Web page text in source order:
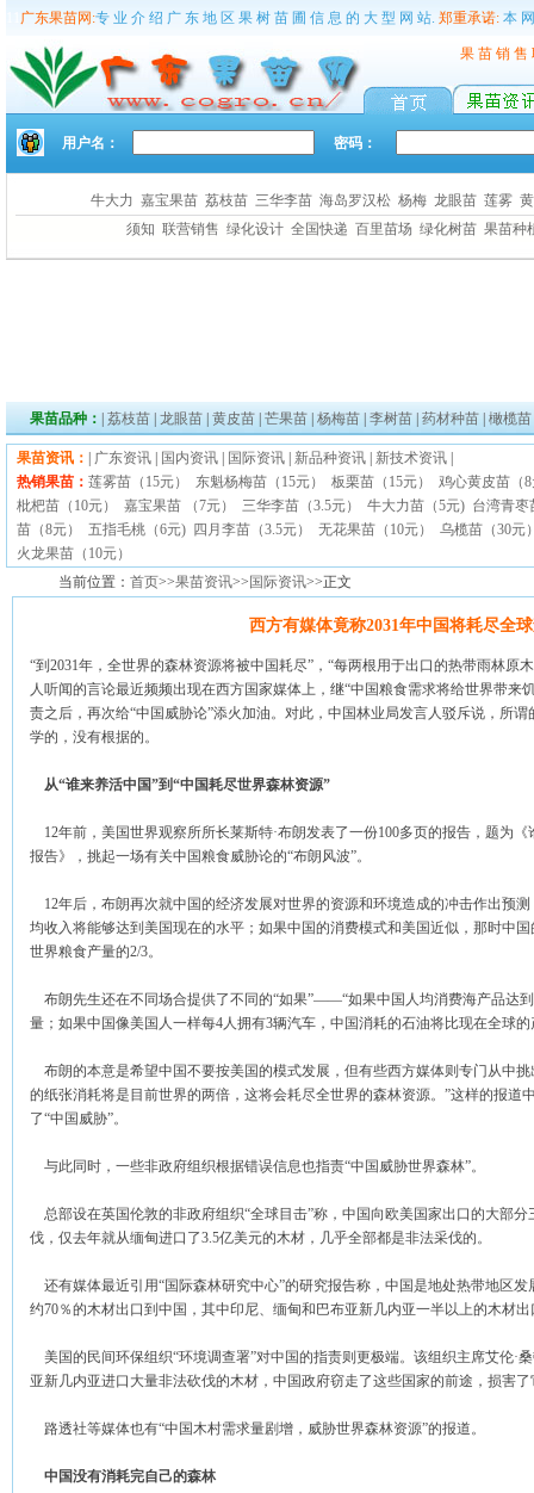
广东果苗网:专 业 介 绍 广 东 地 区 果 树 苗 圃 信 息 的 大 型 网 站. 郑重承诺: 本
果 苗 销 售
用户名： 密码：
牛大力 嘉宝果苗 荔枝苗 三华李苗 海岛罗汉松 杨梅 龙眼苗 莲雾
须知 联营销售 绿化设计 全国快递 百里苗场 绿化树苗 果苗
果苗品种： 荔枝苗| 龙眼苗| 黄皮苗| 芒果苗| 杨梅苗| 李树苗| 药材种苗| 橄榄苗
果苗资讯： 广东资讯 国内资讯 国际资讯 新品种资讯 新技术资讯
热销果苗： 莲雾苗（15元） 东魁杨梅苗（15元） 板栗苗（15元） 鸡心黄皮苗（
枇杷苗（10元） 嘉宝果苗 （7元） 三华李苗（3.5元） 牛大力苗（5元) 台湾青
苗（8元） 五指毛桃（6元) 四月李苗（3.5元） 无花果苗（10元） 乌榄苗（30
火龙果苗（10元）
当前位置： 首页>>果苗资讯>> 国际资讯>>正文
西方有媒体竟称2031年中国将耗尽全
“到2031年，全世界的森林资源将被中国耗尽”，“每两根用于出口的热带雨林原
人听闻的言论最近频频出现在西方国家媒体上，继“中国粮食需求将给世界带来
责之后，再次给“中国威胁论”添火加油。对此，中国林业局发言人驳斥说，所
学的，没有根据的。
从“谁来养活中国”到“中国耗尽世界森林资源”
12年前，美国世界观察所所长莱斯特·布朗发表了一份100多页的报告，题为
报告》，挑起一场有关中国粮食威胁论的“布朗风波”。
12年后，布朗再次就中国的经济发展对世界的资源和环境造成的冲击作出预
均收入将能够达到美国现在的水平；如果中国的消费模式和美国近似，那时中
世界粮食产量的2/3。
布朗先生还在不同场合提供了不同的“如果”——“如果中国人均消费海产品达
量；如果中国像美国人一样每4人拥有3辆汽车，中国消耗的石油将比现在全球
布朗的本意是希望中国不要按美国的模式发展，但有些西方媒体则专门从中挑
的纸张消耗将是目前世界的两倍，这将会耗尽全世界的森林资源。”这样的报道
了“中国威胁”。
与此同时，一些非政府组织根据错误信息也指责“中国威胁世界森林”。
总部设在英国伦敦的非政府组织“全球目击”称，中国向欧美国家出口的大部
伐，仅去年就从缅甸进口了3.5亿美元的木材，几乎全部都是非法采伐的。
还有媒体最近引用“国际森林研究中心”的研究报告称，中国是地处热带地区
约70％的木材出口到中国，其中印尼、缅甸和巴布亚新几内亚一半以上的木材
美国的民间环保组织“环境调查署”对中国的指责则更极端。该组织主席艾伦·
亚新几内亚进口大量非法砍伐的木材，中国政府窃走了这些国家的前途，损害
路透社等媒体也有“中国木村需求量剧增，威胁世界森林资源”的报道。
中国没有消耗完自己的森林